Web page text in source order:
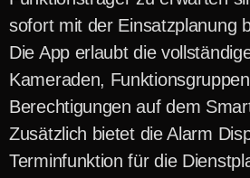
sofort mit der Einsatzplanung
Die App erlaubt die
Kameraden,
Berechtigungen auf dem
Zusätzlich bietet die Alarm
Terminfunktion für die